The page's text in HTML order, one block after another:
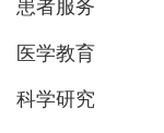
患者服务
医学教育
科学研究